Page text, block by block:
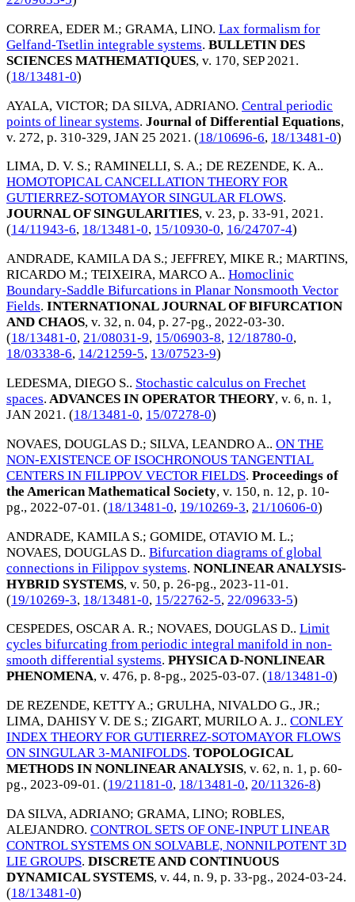
CORREA, EDER M.; GRAMA, LINO. Lax formalism for
Gelfand-Tsetlin integrable systems. BULLETIN DES
SCIENCES MATHEMATIQUES, v. 170, SEP 2021.
(18/13481-0)
AYALA, VICTOR; DA SILVA, ADRIANO. Central periodic
points of linear systems. Journal of Differential Equations,
v. 272, p. 310-329, JAN 25 2021 . (18/10696-6, 18/13481-0)
LIMA, D. V. S.; RAMINELLI, S. A.; DE REZENDE, K. A..
HOMOTOPICAL CANCELLATION THEORY FOR
GUTIERREZ-SOTOMAYOR SINGULAR FLOWS.
JOURNAL OF SINGULARITIES, v. 23, p. 33-91, 2021.
(14/11943-6, 18/13481-0, 15/10930-0, 16/24707-4)
ANDRADE, KAMILA DA S.; JEFFREY, MIKE R.; MARTINS,
RICARDO M.; TEIXEIRA, MARCO A.. Homoclinic
Boundary-Saddle Bifurcations in Planar Nonsmooth Vector
Fields. INTERNATIONAL JOURNAL OF BIFURCATION
AND CHAOS, v. 32, n. 04, p. 27-pg., 2022-03-30.
(18/13481-0, 21/08031-9, 15/06903-8, 12/18780-0,
18/03338-6, 14/21259-5, 13/07523-9)
LEDESMA, DIEGO S.. Stochastic calculus on Frechet
spaces. ADVANCES IN OPERATOR THEORY, v. 6, n. 1,
JAN 2021. (18/13481-0, 15/07278-0)
NOVAES, DOUGLAS D.; SILVA, LEANDRO A.. ON THE
NON-EXISTENCE OF ISOCHRONOUS TANGENTIAL
CENTERS IN FILIPPOV VECTOR FIELDS. Proceedings of
the American Mathematical Society, v. 150, n. 12, p. 10-
pg., 2022-07-01. (18/13481-0, 19/10269-3, 21/10606-0)
ANDRADE, KAMILA S.; GOMIDE, OTAVIO M. L.;
NOVAES, DOUGLAS D.. Bifurcation diagrams of global
connections in Filippov systems. NONLINEAR ANALYSIS-
HYBRID SYSTEMS, v. 50, p. 26-pg., 2023-11-01 .
(19/10269-3, 18/13481-0, 15/22762-5, 22/09633-5)
CESPEDES, OSCAR A. R.; NOVAES, DOUGLAS D.. Limit
cycles bifurcating from periodic integral manifold in non-
smooth differential systems. PHYSICA D-NONLINEAR
PHENOMENA, v. 476, p. 8-pg., 2025-03-07. (18/13481-0)
DE REZENDE, KETTY A.; GRULHA, NIVALDO G., JR.;
LIMA, DAHISY V. DE S.; ZIGART, MURILO A. J.. CONLEY
INDEX THEORY FOR GUTIERREZ-SOTOMAYOR FLOWS
ON SINGULAR 3-MANIFOLDS. TOPOLOGICAL
METHODS IN NONLINEAR ANALYSIS, v. 62, n. 1, p. 60-
pg., 2023-09-01. (19/21181-0, 18/13481-0, 20/11326-8)
DA SILVA, ADRIANO; GRAMA, LINO; ROBLES,
ALEJANDRO. CONTROL SETS OF ONE-INPUT LINEAR
CONTROL SYSTEMS ON SOLVABLE, NONNILPOTENT 3D
LIE GROUPS. DISCRETE AND CONTINUOUS
DYNAMICAL SYSTEMS, v. 44, n. 9, p. 33-pg., 2024-03-24.
(18/13481-0)